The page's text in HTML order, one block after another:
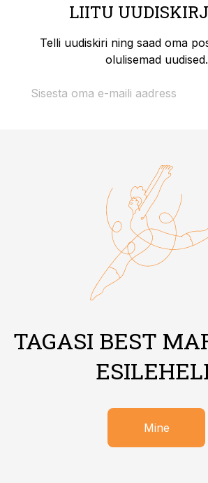
LIITU
Telli uudiskiri ning saad oma
olulisemad uudised.
TAGASI BEST
Mine